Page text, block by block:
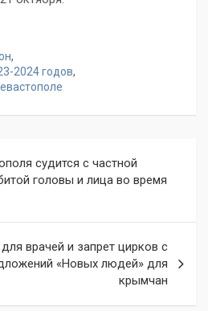
,
2024 годов,
судится с частной
головы и лица во время
врачей и запрет цирков с
«Новых людей» для
крымчан